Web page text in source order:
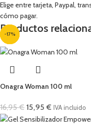
Elige entre tarjeta, Paypal,
cómo pagar.
Productos
-6%
Onagra Woman 100 ml
16,95€ 15,95€ IVA incluido
-7%
-8%
-7%
-7%
-17%